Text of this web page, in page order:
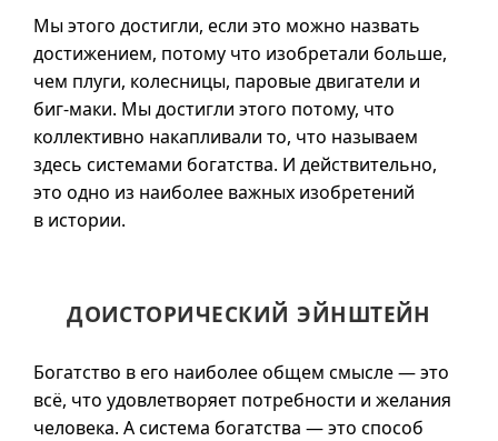
Мы этого достигли, если это можно назвать
достижением, потому что изобретали больше,
чем плуги, колесницы, паровые двигатели и
биг-маки. Мы достигли этого потому, что
коллективно накапливали то, что называем
здесь системами богатства. И действительно,
это одно из наиболее важных изобретений
в истории.
ДОИСТОРИЧЕСКИЙ ЭЙНШТЕЙН
Богатство в его наиболее общем смысле — это
всё, что удовлетворяет потребности и желания
человека. А система богатства — это способ